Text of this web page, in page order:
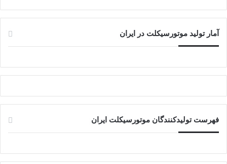
آمار تولید موتورسیکلت در ایران
فهرست تولیدکنندگان موتورسیکلت ایران